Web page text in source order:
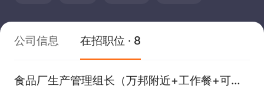
公司信息 在招职位 · 8
食品厂生产管理组长（万邦附近+工作餐+可招专业对口大学生）